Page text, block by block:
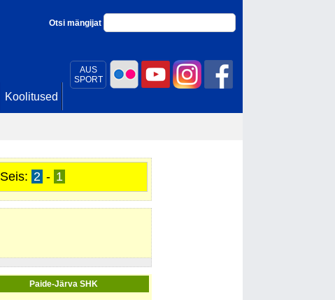
AUS
SPORT
Otsi mängijat
Koolitused
Seis: 2 - 1
Paide-Järva SHK